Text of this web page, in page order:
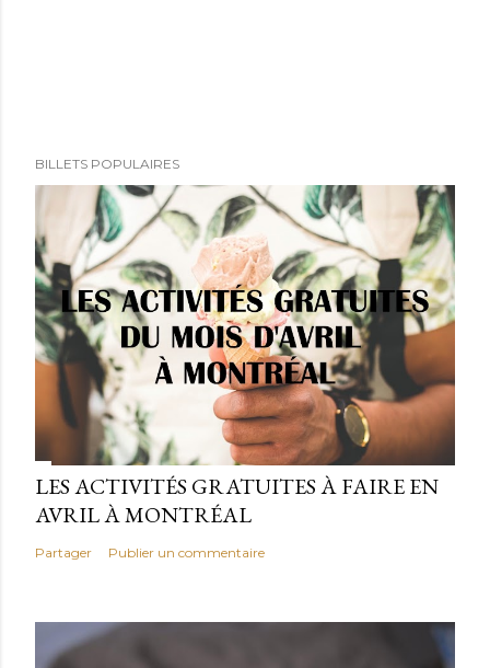
BILLETS POPULAIRES
LES ACTIVITÉS GRATUITES À FAIRE EN
AVRIL À MONTRÉAL
Partager Publier un commentaire